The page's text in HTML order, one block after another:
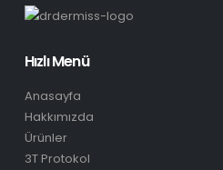
Hızlı Menü
Anasayfa
Hakkımızda
Ürünler
3T Protokol